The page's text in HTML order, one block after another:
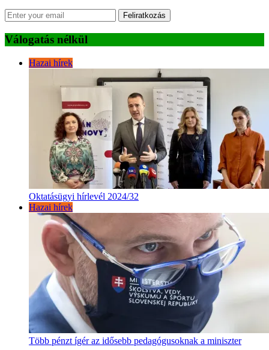
Feliratkozás
Válogatás nélkül
Hazai hírek
Oktatásügyi hírlevél 2024/32
Hazai hírek
Több pénzt ígér az idősebb pedagógusoknak a miniszter